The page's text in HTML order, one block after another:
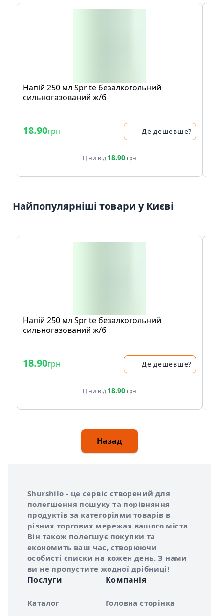
Напій 250 мл Sprite безалкогольний
сильногазований ж/б
18.90грн Де дешевше?
Ціни від 18.90 грн
Найпопулярніші товари у Києві
Напій 250 мл Sprite безалкогольний
сильногазований ж/б
18.90грн Де дешевше?
Ціни від 18.90 грн
Назад
Про сервіс Shurshilo
Shurshilo - це сервіс створений для
полегшення пошуку та порівняння
продуктів за категоріями товарів в
різних торгових мережах вашого міста.
Він також полегшує покупки та
економить ваш час, створюючи
особисті списки на кожен день. З нами
ви не пропустите жодної дрібниці!
Послуги
Каталог
Компанія
Головна сторінка